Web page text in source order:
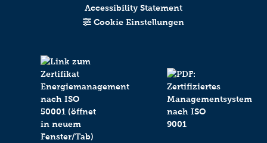
Accessibility Statement
Cookie Einstellungen